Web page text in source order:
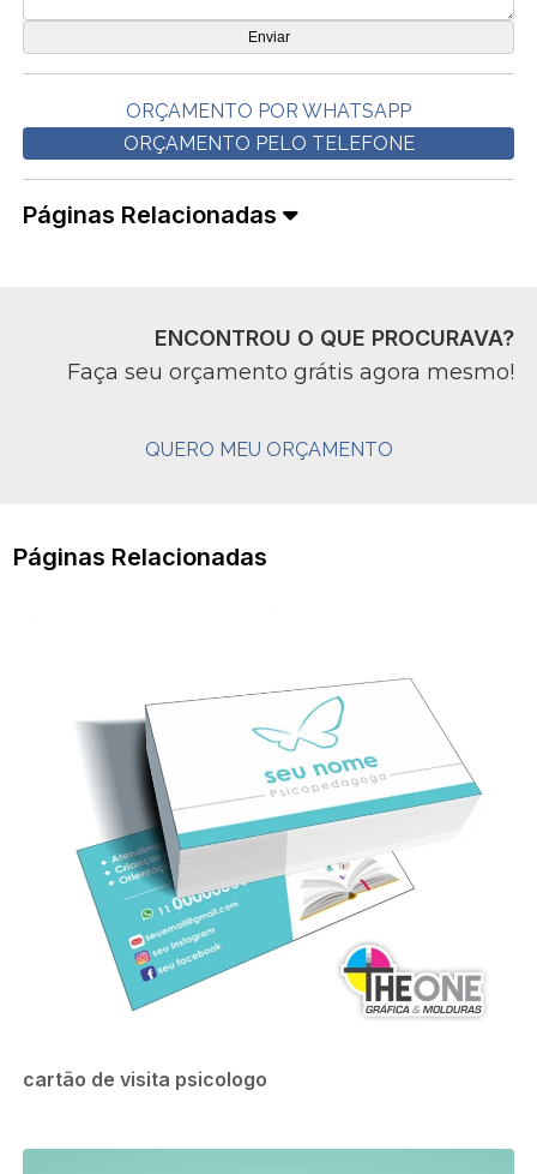
ORÇAMENTO POR WHATSAPP
ORÇAMENTO PELO TELEFONE
Páginas Relacionadas
ENCONTROU O QUE PROCURAVA?
Faça seu orçamento grátis agora mesmo!
QUERO MEU ORÇAMENTO
Páginas Relacionadas
cartão de visita psicologo